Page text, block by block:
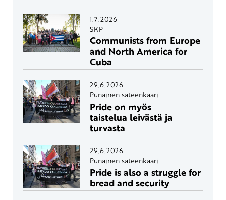
1.7.2026
SKP
Communists from Europe
and North America for
Cuba
29.6.2026
Punainen sateenkaari
Pride on myös
taistelua leivästä ja
turvasta
29.6.2026
Punainen sateenkaari
Pride is also a struggle for
bread and security